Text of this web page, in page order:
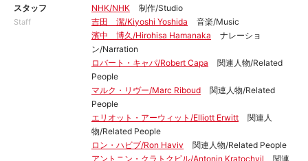
スタッフ
Staff
NHK/NHK
制作/Studio
吉田 潔/Kiyoshi Yoshida
音楽/Music
濱中 博久/Hirohisa Hamanaka
ナレーショ
ン/Narration
ロバート・キャパ/Robert Capa
関連人物/Related
People
マルク・リヴー/Marc Riboud
関連人物/Related
People
エリオット・アーウィット/Elliott Erwitt
関連人
物/Related People
ロン・ハビブ/Ron Haviv
関連人物/Related People
アントニン・クラトクビル/Antonin Kratochvil
関連